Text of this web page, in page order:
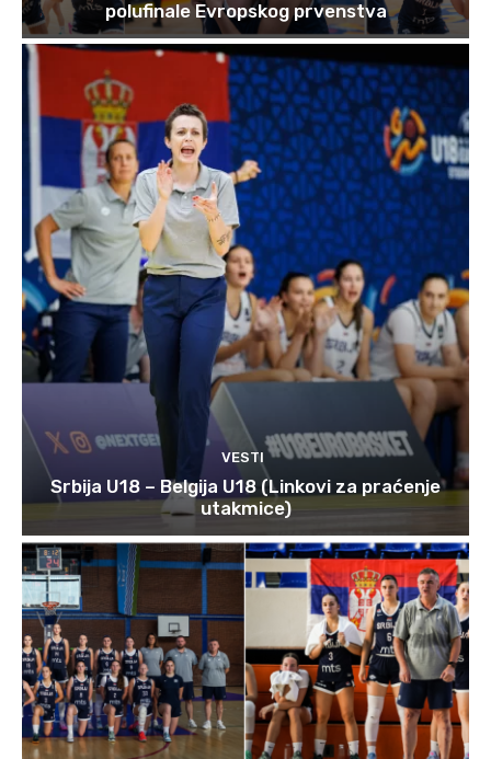
polufinale Evropskog prvenstva
VESTI
Srbija U18 – Belgija U18 (Linkovi za praćenje
utakmice)